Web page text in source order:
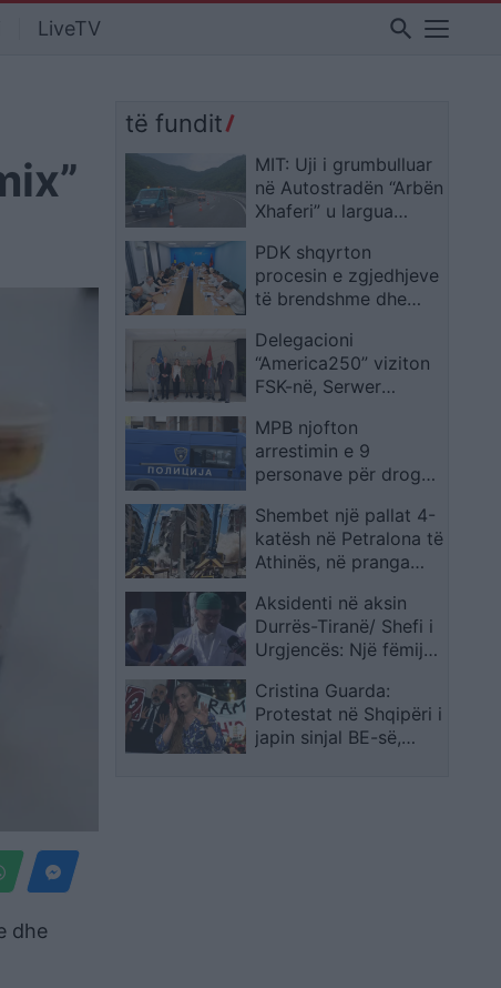
LiveTV search
dhe
të fundit
MIT: Uji i grumbulluar
në Autostradën “Arbën
Xhaferi” u largua
ndërhyrjes në terren
PDK shqyrton
procesin e zgjedhjeve
të brendshme dhe
politike
Delegacioni
“America250” viziton
FSK-në, Serwer
misionet
ndërkombëtare
MPB njofton
arrestimin e 9
personave për drogë
ndaluara zbulohen
edhe në Burgun e
Idrizovës
Shembet një pallat 4-
katësh në Petralona të
Athinës, në pranga
kontraktorët pas
dyshimeve për
punimet pranë
Aksidenti në aksin
Durrës-Tiranë/ Shefi i
Urgjencës: Një fëmijë
rëndë ndërsa 5 të
tjerë janë në operim
Cristina Guarda:
Protestat në Shqipëri i
japin sinjal BE-së,